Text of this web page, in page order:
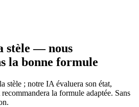
stèle — nous
la bonne formule
stèle ; notre IA évaluera son état,
la formule adaptée. Sans